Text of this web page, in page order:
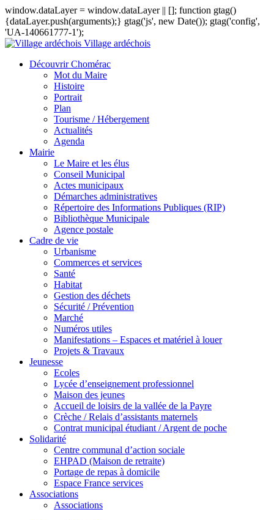
window.dataLayer = window.dataLayer || []; function gtag()
{dataLayer.push(arguments);} gtag('js', new Date()); gtag('config',
'UA-140661777-1');
Village ardéchois
Découvrir Chomérac
Mot du Maire
Histoire
Portrait
Plan
Tourisme / Hébergement
Actualités
Agenda
Mairie
Le Maire et les élus
Conseil Municipal
Actes municipaux
Démarches administratives
Répertoire des Informations Publiques (RIP)
Bibliothèque Municipale
Agence postale
Cadre de vie
Urbanisme
Commerces et services
Santé
Habitat
Gestion des déchets
Sécurité / Prévention
Marché
Numéros utiles
Manifestations – Espaces et matériel à louer
Projets & Travaux
Jeunesse
Ecoles
Lycée d’enseignement professionnel
Maison des jeunes
Accueil de loisirs de la vallée de la Payre
Crèche / Relais d’assistants maternels
Contrat municipal étudiant / Argent de poche
Solidarité
Centre communal d’action sociale
EHPAD (Maison de retraite)
Portage de repas à domicile
Espace France services
Associations
Associations